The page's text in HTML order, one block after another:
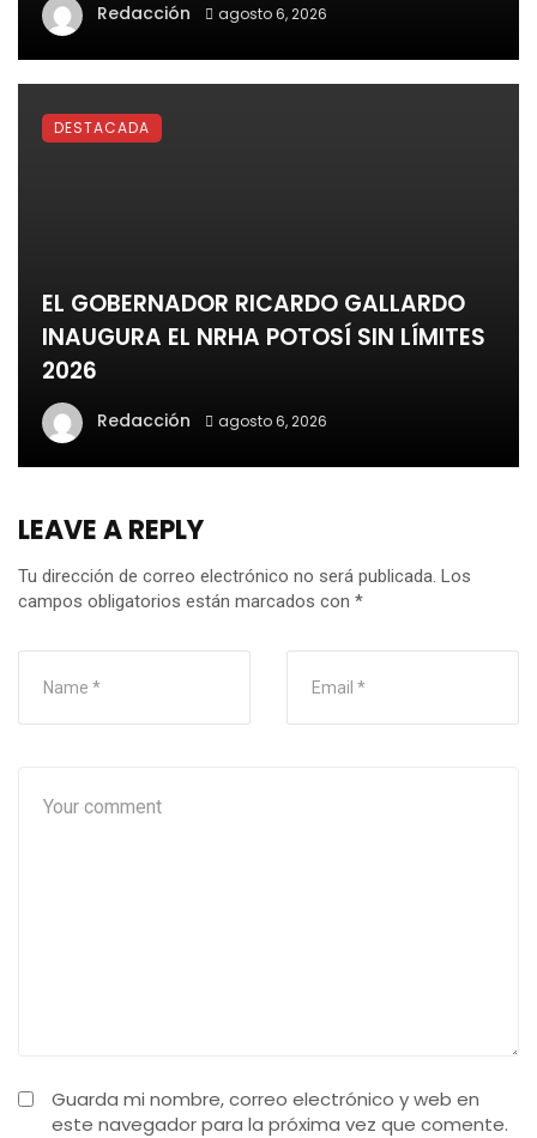
Redacción agosto 6, 2026
EL GOBERNADOR RICARDO GALLARDO
INAUGURA EL NRHA POTOSÍ SIN LÍMITES
2026
Redacción agosto 6, 2026
DESTACADA
LEAVE A REPLY
Tu dirección de correo electrónico no será publicada. Los
campos obligatorios están marcados con *
Guarda mi nombre, correo electrónico y web en
este navegador para la próxima vez que comente.